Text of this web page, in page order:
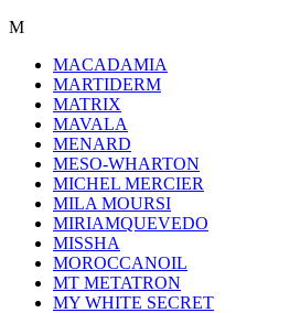
M
MACADAMIA
MARTIDERM
MATRIX
MAVALA
MENARD
MESO-WHARTON
MICHEL MERCIER
MILA MOURSI
MIRIAMQUEVEDO
MISSHA
MOROCCANOIL
MT METATRON
MY WHITE SECRET